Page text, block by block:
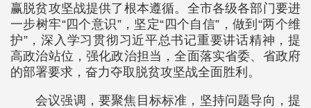
赢脱贫攻坚战提供了根本遵循。全市各级各部门要进
一步树牢“四个意识”，坚定“四个自信”，做到“两个维
护”，深入学习贯彻习近平总书记重要讲话精神，提
高政治站位，强化政治担当，全面落实省委、省政府
的部署要求，奋力夺取脱贫攻坚战全面胜利。
会议强调，要聚焦目标标准，坚持问题导向，提